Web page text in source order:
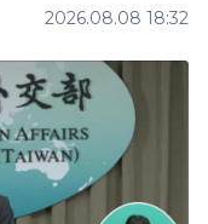
2026.08.08 18:32